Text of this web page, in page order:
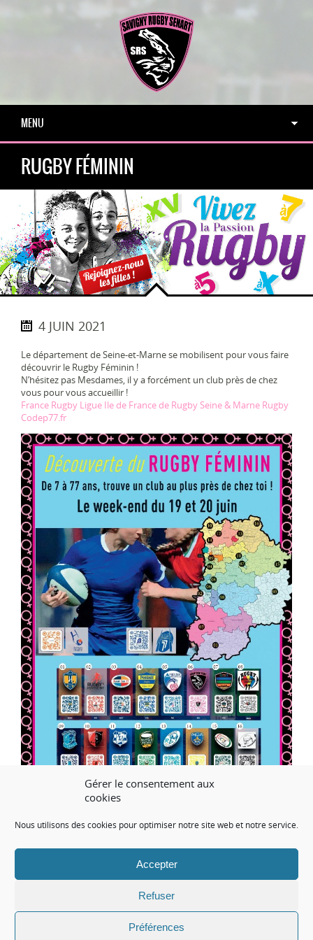
Gérer le consentement aux
cookies
Nous utilisons des cookies pour optimiser notre site web et notre service.
Accepter
Refuser
Préférences
MENU
RUGBY FÉMININ
4 JUIN 2021
Le département de Seine-et-Marne se mobilisent pour vous faire
découvrir le Rugby Féminin !
N’hésitez pas Mesdames, il y a forcément un club près de chez
vous pour vous accueillir !
France Rugby Ligue Ile de France de Rugby Seine & Marne Rugby
Codep77.fr
CATEGORY: Actualité FFR Fédération française de rugby,Actualité